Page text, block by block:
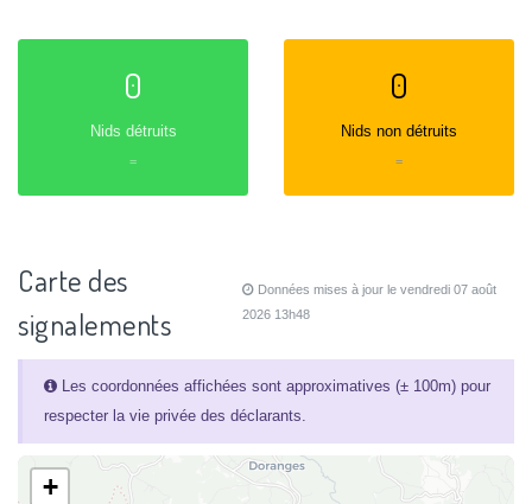
0
Nids détruits
=
0
Nids non détruits
=
Carte des
signalements
Données mises à jour le vendredi 07 août
2026 13h48
Les coordonnées affichées sont approximatives (± 100m) pour
respecter la vie privée des déclarants.
+